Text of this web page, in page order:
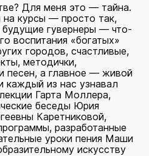
Для меня это — тайна.
курсы — просто так,
гувернеры — что-
воспитания «богатых»
городов, счастливые,
методички,
песен, а главное — живой
каждый из нас узнавал
Гарта Моллера,
беседы Юрия
Каретниковой,
разработанные
уроки пения Маши
искусству